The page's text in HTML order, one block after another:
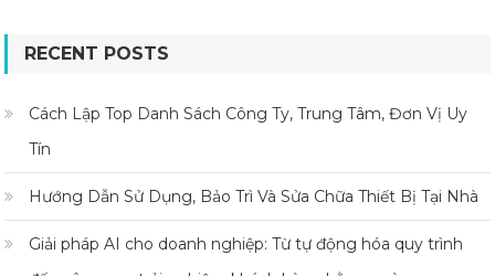
RECENT POSTS
Cách Lập Top Danh Sách Công Ty, Trung Tâm, Đơn Vị Uy
Tín
Hướng Dẫn Sử Dụng, Bảo Trì Và Sửa Chữa Thiết Bị Tại Nhà
Giải pháp AI cho doanh nghiệp: Từ tự động hóa quy trình